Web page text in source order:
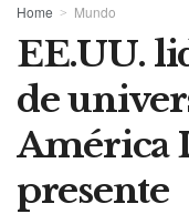
Home Mundo
EE.UU.
de
América
presente